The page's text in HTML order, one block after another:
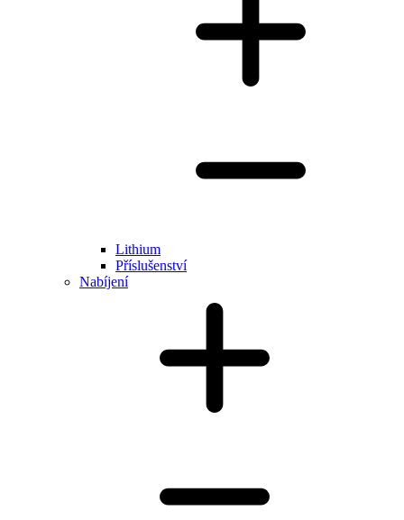
Lithium
Příslušenství
Nabíjení